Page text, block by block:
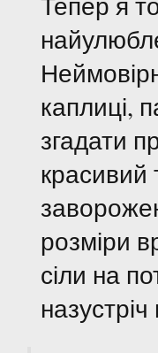
каплиці,
згадати
красивий
розміри
сіли на